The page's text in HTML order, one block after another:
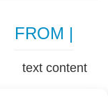
| FROM
text content